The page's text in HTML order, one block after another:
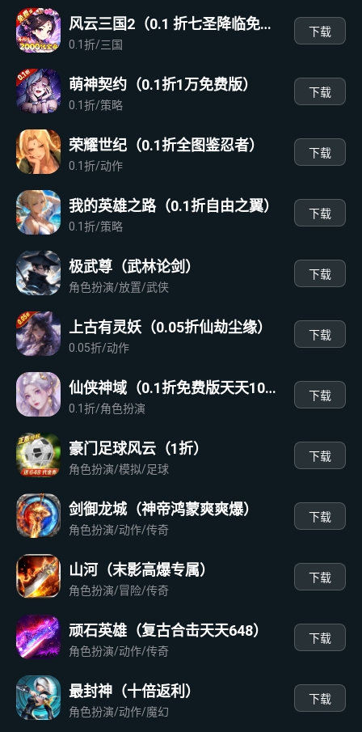
风云三国2（0.1 折七圣降临免费版）
0.1折/三国
下载
萌神契约（0.1折1万免费版）
0.1折/策略
下载
荣耀世纪（0.1折全图鉴忍者）
0.1折/动作
下载
我的英雄之路（0.1折自由之翼）
0.1折/策略
下载
极武尊（武林论剑）
角色扮演/放置/武侠
下载
上古有灵妖（0.05折仙劫尘缘）
0.05折/动作
下载
仙侠神域（0.1折免费版天天10万代金）
0.1折/角色扮演
下载
豪门足球风云（1折）
角色扮演/模拟/足球
下载
剑御龙城（神帝鸿蒙爽爽爆）
角色扮演/动作/传奇
下载
山河（末影高爆专属）
角色扮演/冒险/传奇
下载
顽石英雄（复古合击天天648）
角色扮演/动作/传奇
下载
最封神（十倍返利）
角色扮演/动作/魔幻
下载